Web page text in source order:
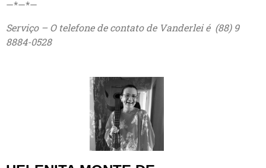
—*—*—
Serviço – O telefone de contato de Vanderlei é (88) 9
8884-0528